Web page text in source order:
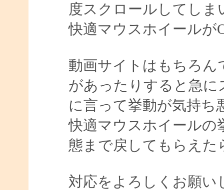
度スクロールしてしま
快適マウスホイールが
動画サイトはもちろん
があったりすると急に
に言って挙動が気持ち
快適マウスホイールの
態まで戻してもらえた
対応をよろしくお願い